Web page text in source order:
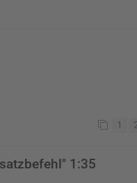
1
1:35